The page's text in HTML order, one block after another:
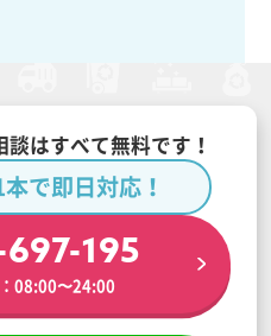
談はすべて無料です！
で即日対応！
195
08:00〜24:00